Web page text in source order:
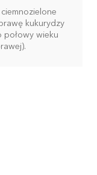
kukurydzy
wieku